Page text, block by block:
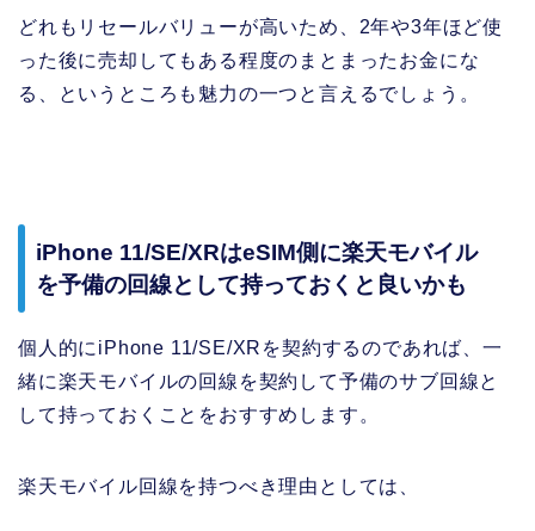
どれもリセールバリューが高いため、2年や3年ほど使
った後に売却してもある程度のまとまったお金にな
る、というところも魅力の一つと言えるでしょう。
iPhone 11/SE/XRはeSIM側に楽天モバイル
を予備の回線として持っておくと良いかも
個人的にiPhone 11/SE/XRを契約するのであれば、一
緒に楽天モバイルの回線を契約して予備のサブ回線と
して持っておくことをおすすめします。
楽天モバイル回線を持つべき理由としては、